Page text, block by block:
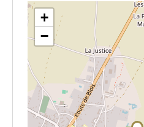
+
−